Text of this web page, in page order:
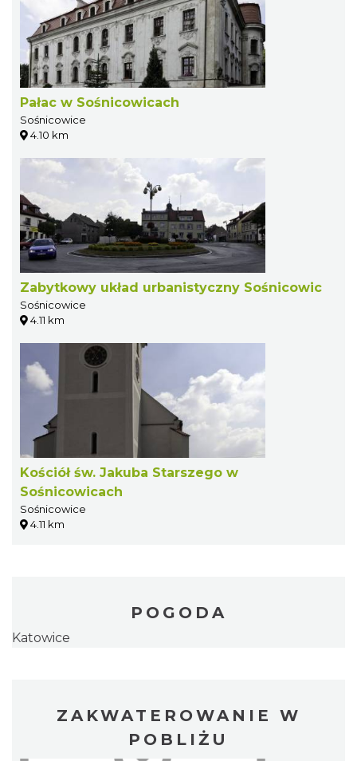
Pałac w Sośnicowicach
Sośnicowice
4.10 km
Zabytkowy układ urbanistyczny Sośnicowic
Sośnicowice
4.11 km
Kościół św. Jakuba Starszego w
Sośnicowicach
Sośnicowice
4.11 km
POGODA
Katowice
ZAKWATEROWANIE W
POBLIŻU